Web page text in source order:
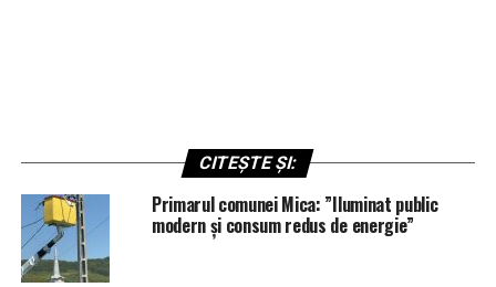
CITEȘTE ȘI:
Primarul comunei Mica: ”Iluminat public
modern și consum redus de energie”